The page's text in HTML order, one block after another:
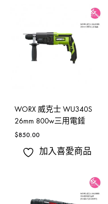
WORX 威克士 WU340S
26mm 800w三用電錘
$850.00
加入喜愛商品